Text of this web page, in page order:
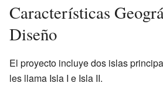
Características
Diseño
El proyecto incluye dos islas
les llama Isla I e Isla II.